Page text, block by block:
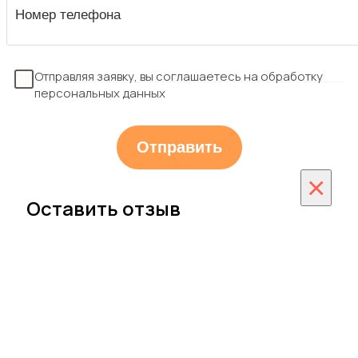
Отправляя заявку, вы соглашаетесь на обработку
персональных данных
×
Оставить отзыв